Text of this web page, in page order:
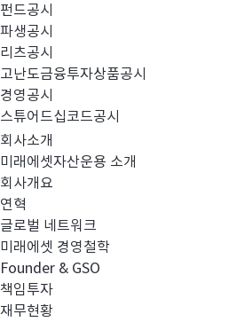
펀드공시
파생공시
리츠공시
고난도금융투자상품공시
경영공시
스튜어드십코드공시
회사소개
미래에셋자산운용 소개
회사개요
연혁
글로벌 네트워크
미래에셋 경영철학
Founder & GSO
책임투자
재무현황
[자본시장과 금융투자업에 관한
미
래
에
셋
인
덱
스